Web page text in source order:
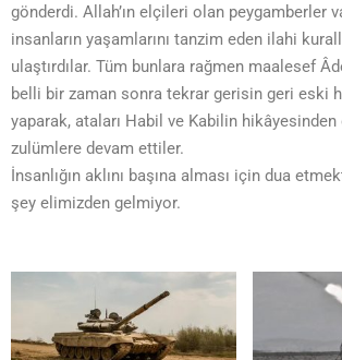
gönderdi. Allah’ın elçileri olan peygamberler
insanların yaşamlarını tanzim eden ilahi
ulaştırdılar. Tüm bunlara rağmen maalesef
belli bir zaman sonra tekrar gerisin geri eski
yaparak, ataları Habil ve Kabilin
zulümlere devam ettiler.
İnsanlığın aklını başına alması için dua
şey elimizden gelmiyor.